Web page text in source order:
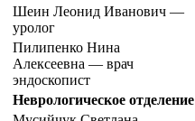
Шеин Леонид Иванович —
уролог
Пилипенко Нина
Алексеевна — врач
эндоскопист
Неврологическое отделение